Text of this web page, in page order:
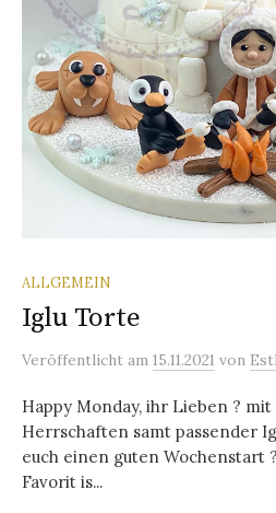
ALLGEMEIN
Iglu Torte
Veröffentlicht am 15.11.2021 von
Happy Monday, ihr Lieben ?
Herrschaften samt passender
euch einen guten Wochenstart
Favorit is...